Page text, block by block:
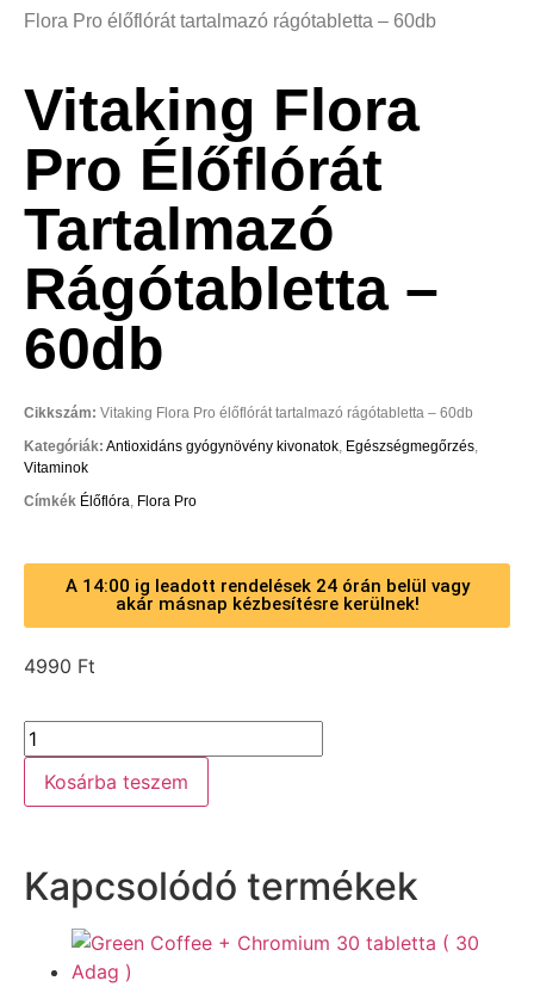
Flora Pro élőflórát tartalmazó rágótabletta – 60db
Vitaking Flora
Pro Élőflórát
Tartalmazó
Rágótabletta –
60db
Cikkszám: Vitaking Flora Pro élőflórát tartalmazó rágótabletta – 60db
Kategóriák: Antioxidáns gyógynövény kivonatok, Egészségmegőrzés,
Vitaminok
Címkék Élőflóra, Flora Pro
A 14:00 ig leadott rendelések 24 órán belül vagy
akár másnap kézbesítésre kerülnek!
4990 Ft
Kosárba teszem
Kapcsolódó termékek